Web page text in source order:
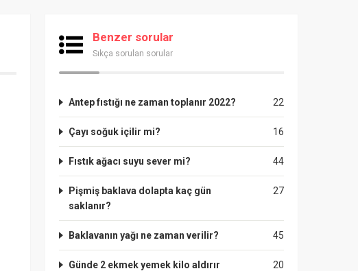
Benzer sorular
Sıkça sorulan sorular
22
Antep fıstığı ne zaman toplanır 2022?
16
Çayı soğuk içilir mi?
44
Fıstık ağacı suyu sever mi?
27
Pişmiş baklava dolapta kaç gün
saklanır?
45
Baklavanın yağı ne zaman verilir?
20
Günde 2 ekmek yemek kilo aldırır